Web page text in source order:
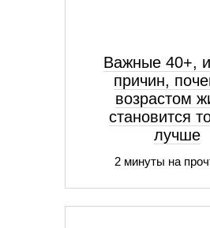
Важные 40+,
причин,
возрастом
становится
лучше
2 минуты на